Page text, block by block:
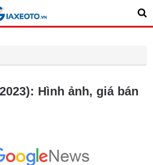
Hình ảnh, giá bán